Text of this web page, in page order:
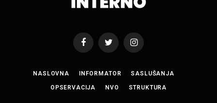
FacebookTwitter Instagram
NASLOVNA INFORMATOR SASLUŠANJA
OPSERVACIJA NVO STRUKTURA